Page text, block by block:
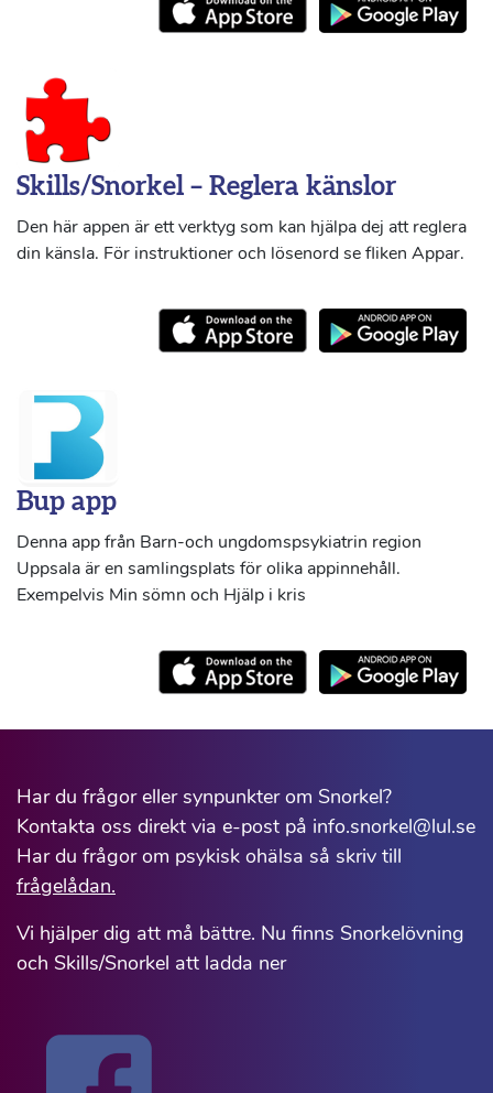
Skills/Snorkel – Reglera känslor
Den här appen är ett verktyg som kan hjälpa dej att reglera
din känsla. För instruktioner och lösenord se fliken Appar.
Bup app
Denna app från Barn-och ungdomspsykiatrin region
Uppsala är en samlingsplats för olika appinnehåll.
Exempelvis Min sömn och Hjälp i kris
Har du frågor eller synpunkter om Snorkel?
Kontakta oss direkt via e-post på info.snorkel@lul.se
Har du frågor om psykisk ohälsa så skriv till
frågelådan.
Vi hjälper dig att må bättre. Nu finns Snorkelövning
och Skills/Snorkel att ladda ner